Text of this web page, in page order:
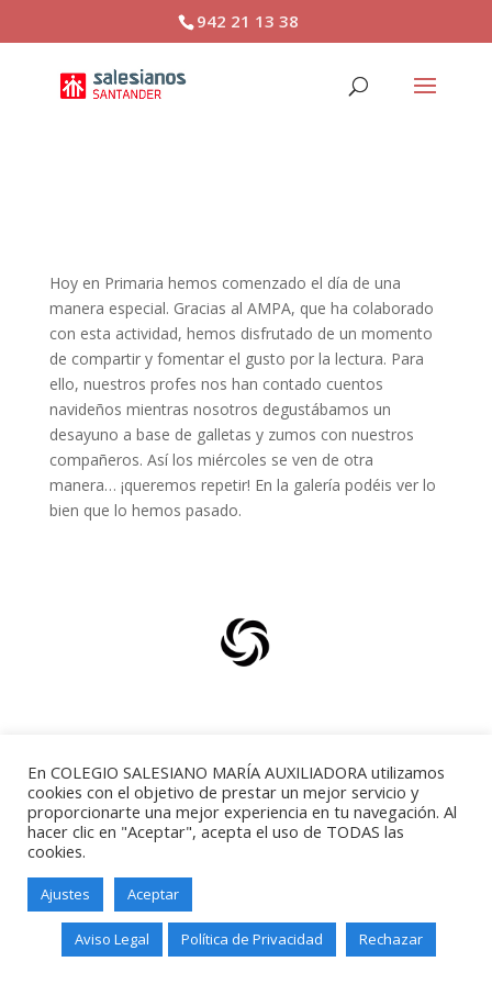
942 21 13 38
Hoy en Primaria hemos comenzado el día de una
manera especial. Gracias al AMPA, que ha colaborado
con esta actividad, hemos disfrutado de un momento
de compartir y fomentar el gusto por la lectura. Para
ello, nuestros profes nos han contado cuentos
navideños mientras nosotros degustábamos un
desayuno a base de galletas y zumos con nuestros
compañeros. Así los miércoles se ven de otra
manera… ¡queremos repetir! En la galería podéis ver lo
bien que lo hemos pasado.
Salesianos Santander - Paseo de
Altamira, 73 - 39006 - Santander -
Teléfono: 942211338
En COLEGIO SALESIANO MARÍA AUXILIADORA utilizamos
cookies con el objetivo de prestar un mejor servicio y
proporcionarte una mejor experiencia en tu navegación. Al
hacer clic en "Aceptar", acepta el uso de TODAS las
cookies.
Ajustes Aceptar
Aviso Legal Política de Privacidad Rechazar